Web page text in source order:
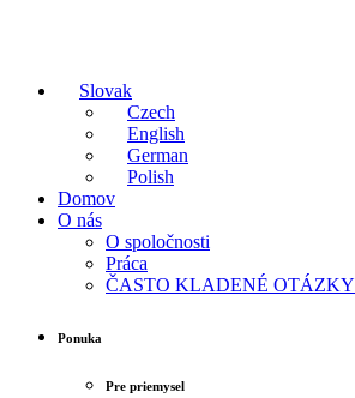
Slovak
Czech
English
German
Polish
Domov
O nás
O spoločnosti
Práca
ČASTO KLADENÉ OTÁZKY
Ponuka
Pre priemysel